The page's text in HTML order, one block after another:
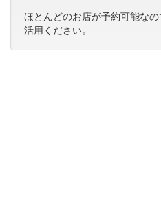
ほとんどのお店が予約可能な
活用ください。